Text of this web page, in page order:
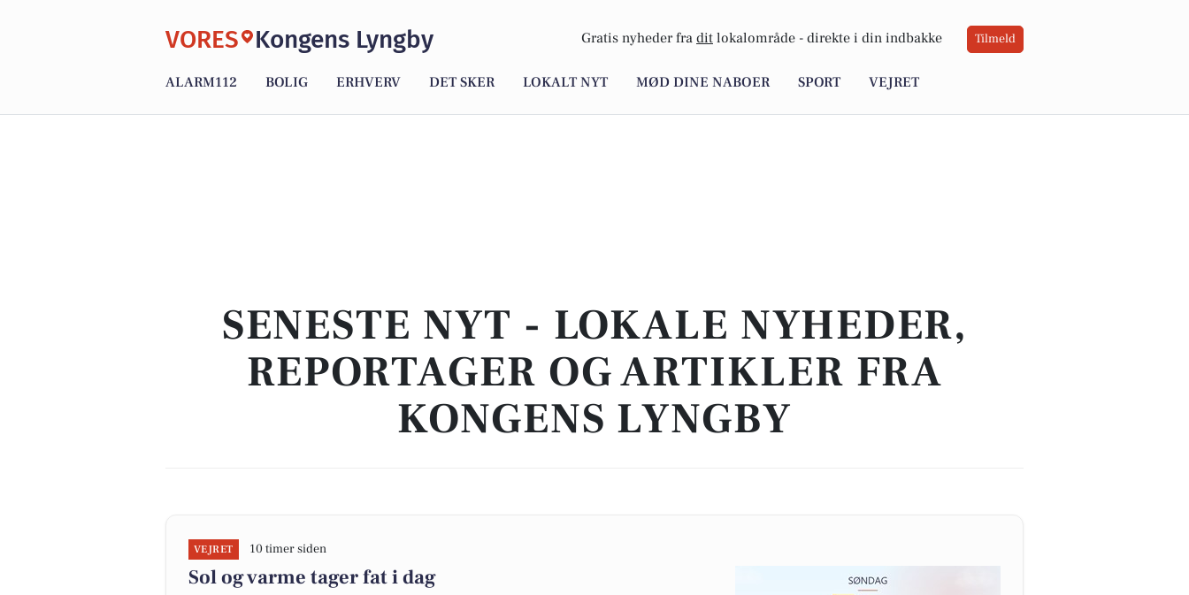
VORES Kongens Lyngby Gratis nyheder fra dit lokalområde - direkte i din indbakke Tilmeld
ALARM112 BOLIG ERHVERV DET SKER LOKALT NYT MØD DINE NABOER SPORT VEJRET
SENESTE NYT - LOKALE NYHEDER,
REPORTAGER OG ARTIKLER FRA
KONGENS LYNGBY
VEJRET 10 timer siden
Sol og varme tager fat i dag